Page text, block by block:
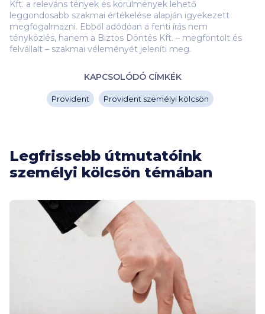
Kft. a releváns tények és körülmények lehető
leggondosabb szakmai értékelése alapján igyekezett
megfogalmazni. Ebből adódóan a fenti írás nem
tényközlés, hanem a Biztos Döntés Kft. – megfontolt és
felvállalt – szakmai véleményét jeleníti meg.
KAPCSOLÓDÓ CÍMKÉK
Provident Provident személyi kölcsön
Legfrissebb útmutatóink
személyi kölcsön témában